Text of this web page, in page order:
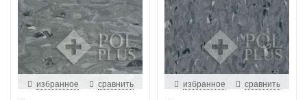
избранное сравнить избранное сравнить